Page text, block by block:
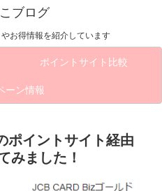
ブログ
お得情報を紹介しています
ポイントサイト比較
ーン情報
ポイントサイト経由
みました！